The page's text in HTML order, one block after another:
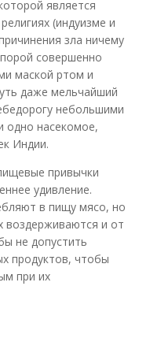
является
(индуизме и
зла ничему
совершенно
маской ртом и
даже мельчайший
небольшими
одно насекомое,
Индии.
привычки
удивление.
в пищу мясо, но
воздерживаются и от
не допустить
продуктов, чтобы
при их